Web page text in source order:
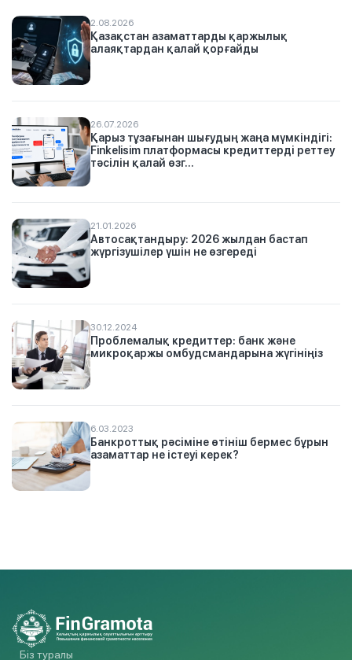
2.08.2026
Қазақстан азаматтарды қаржылық
алаяқтардан қалай қорғайды
26.07.2026
Қарыз тұзағынан шығудың жаңа мүмкіндігі:
Finkelisim платформасы кредиттерді реттеу
тәсілін қалай өзг...
21.01.2026
Автосақтандыру: 2026 жылдан бастап
жүргізушілер үшін не өзгереді
30.12.2024
Проблемалық кредиттер: банк және
микроқаржы омбудсмандарына жүгініңіз
6.03.2023
Банкроттық рәсіміне өтініш бермес бұрын
азаматтар не істеуі керек?
Біз туралы